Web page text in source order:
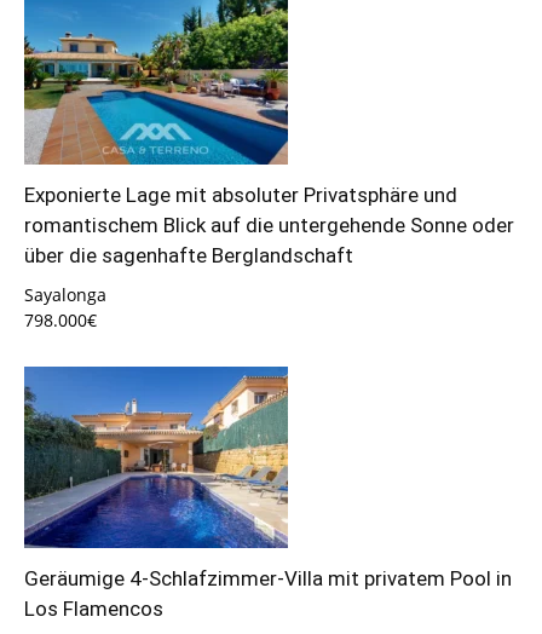
Exponierte Lage mit absoluter Privatsphäre und
romantischem Blick auf die untergehende Sonne oder
über die sagenhafte Berglandschaft
Sayalonga
798.000€
Geräumige 4-Schlafzimmer-Villa mit privatem Pool in
Los Flamencos